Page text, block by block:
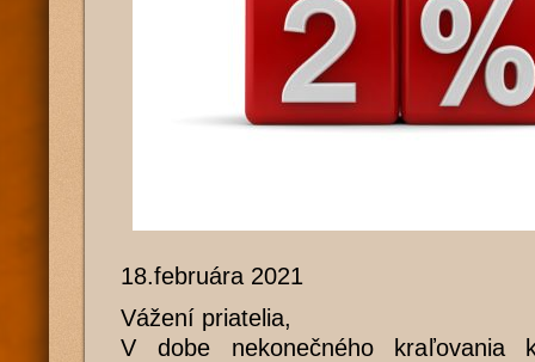
18.februára 2021
Vážení priatelia,
V dobe nekonečného kraľovania